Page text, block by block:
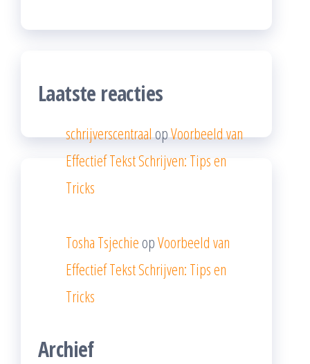
Laatste reacties
schrijverscentraalopVoorbeeld van
Effectief Tekst Schrijven: Tips en
Tricks
Tosha Tsjechie opVoorbeeld van
Effectief Tekst Schrijven: Tips en
Tricks
Archief